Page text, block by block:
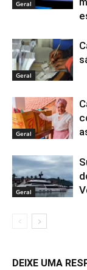
Geral
Geral
Geral
Geral
DEIXE UMA